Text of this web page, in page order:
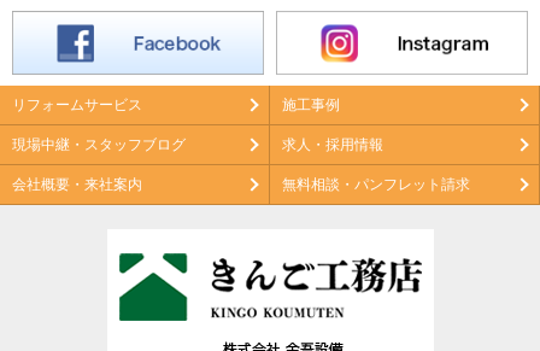
リフォームサービス 施工事例
現場中継・スタッフブログ 求人・採用情報
会社概要・来社案内 無料相談・パンフレット請求